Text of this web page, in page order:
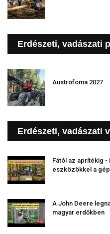
Erdészeti, vadászati
Austrofoma 2027
Erdészeti, vadászati
Fától az aprítékig
eszközökkel a
A John Deere
magyar erdőkben